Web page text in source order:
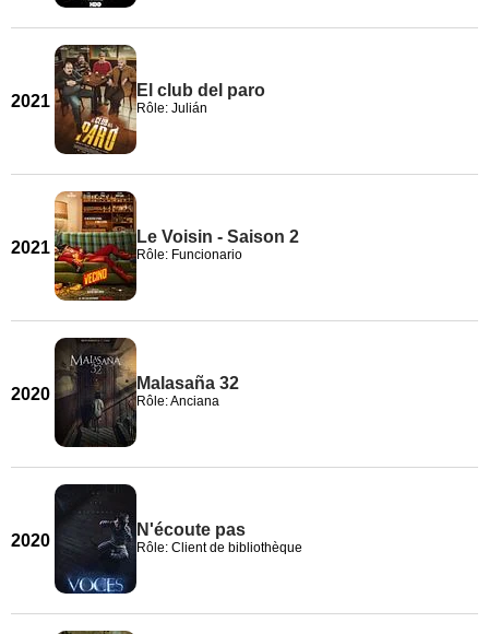
2021
El club del paro
Rôle: Julián
2021
Le Voisin - Saison 2
Rôle: Funcionario
2020
Malasaña 32
Rôle: Anciana
2020
N'écoute pas
Rôle: Client de bibliothèque